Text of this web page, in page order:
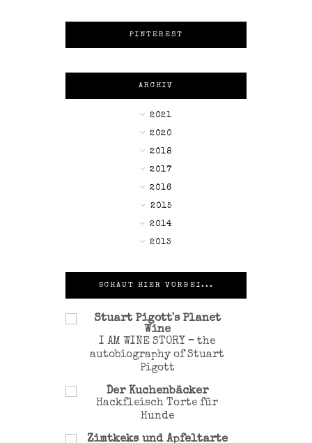
PINTEREST
ARCHIV
►2021
►2020
►2018
►2017
►2016
▼2015
►2014
►2013
SCHAUT HIER VORBEI...
Stuart Pigott's Planet
Wine
I AM WINE STORY – the
autobiography of Stuart
Pigott
Der Kuchenbäcker
Hackfleisch Torte für
Hunde
Zimtkeks und Apfeltarte